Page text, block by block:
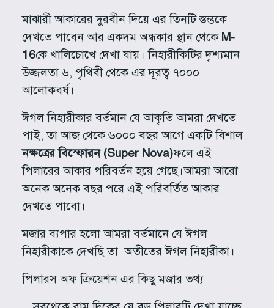
মাঝারী আকারের দুরবীন দিয়ে এর তিনটি স্তম্ভকে
দেখতে পাবেন আর একদম অন্ধকার স্থান থেকে M-
16কে খালিচোখে দেখা যায়। নিহারীকিটির দৃশ্যমান
উজ্জলতা ৬, পৃথিবী থেকে এর দূরত্ব ৭০০০
আলোকবর্ষ।
ঈগল নিহারীকার বর্তমান যে আকৃতি আমরা দেখতে
পাই, তা আজ থেকে ৬০০০ বছর আগে একটি বিশাল
নক্ষত্রের বিস্ফোরন (Super Nova)ফলে এই
পিলারের আকার পরিবর্তন হয়ে গেছে।আমরা আরো
অনেক অনেক বছর পরে এই পরিবর্তিত আকার
দেখতে পাবো।
মজার ব্যপার হলো আমরা বর্তমানে যে ঈগল
নিহারীকাকে দেখছি তা অতীতের ঈগল নিহারীকা।
পিলারস অফ ক্রিয়েশন এর কিছু মজার তথ্য